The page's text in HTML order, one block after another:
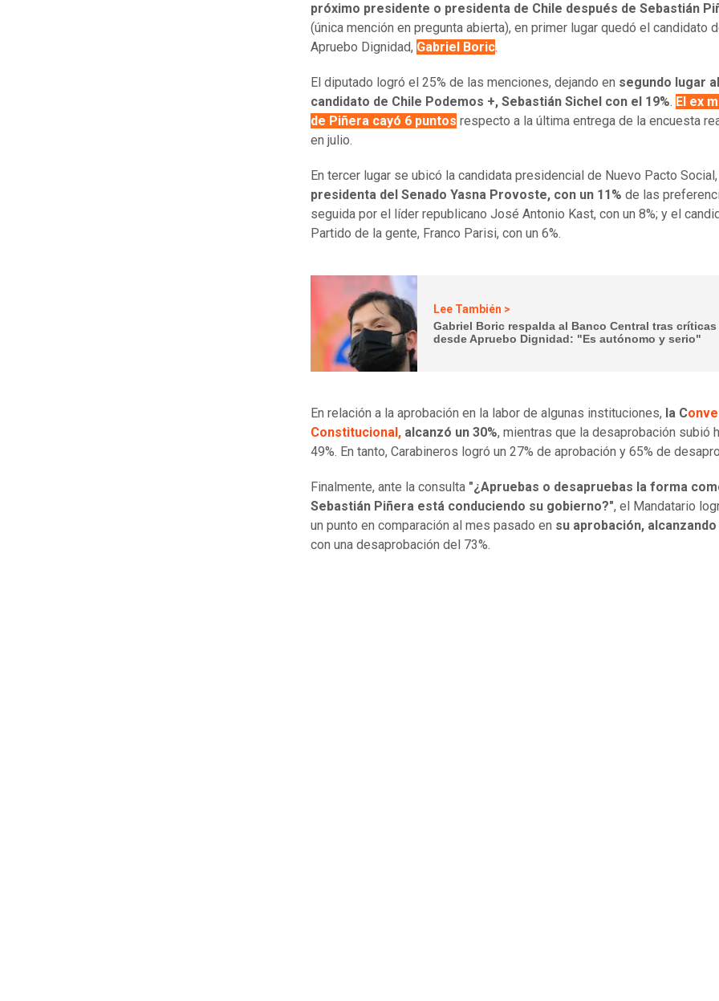
próximo presidente o presidenta de Chile después de Sebastián
(única mención en pregunta abierta), en primer lugar quedó el candidato
Apruebo Dignidad, Gabriel Boric.
El diputado logró el 25% de las menciones, dejando en segundo lugar al
candidato de Chile Podemos +, Sebastián Sichel con el 19%. El ex
de Piñera cayó 6 puntos respecto a la última entrega de la encuesta
en julio.
En tercer lugar se ubicó la candidata presidencial de Nuevo Pacto
presidenta del Senado Yasna Provoste, con un 11% de las
seguida por el líder republicano José Antonio Kast, con un 8%; y el
Partido de la gente, Franco Parisi, con un 6%.
Lee También >
Gabriel Boric respalda al Banco Central tras críticas
desde Apruebo Dignidad: "Es autónomo y serio"
En relación a la aprobación en la labor de algunas instituciones, la C
Constitucional, alcanzó un 30%, mientras que la desaprobación subió
49%. En tanto, Carabineros logró un 27% de aprobación y 65% de
Finalmente, ante la consulta "¿Apruebas o desapruebas la forma
Sebastián Piñera está conduciendo su gobierno?", el Mandatario
un punto en comparación al mes pasado en su aprobación, alcanzando
con una desaprobación del 73%.